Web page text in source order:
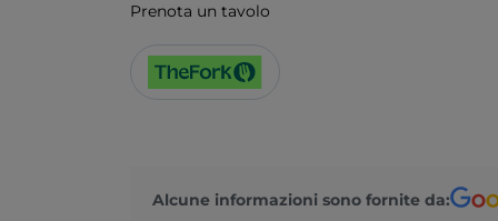
Prenota un tavolo
Alcune informazioni sono fornite da: